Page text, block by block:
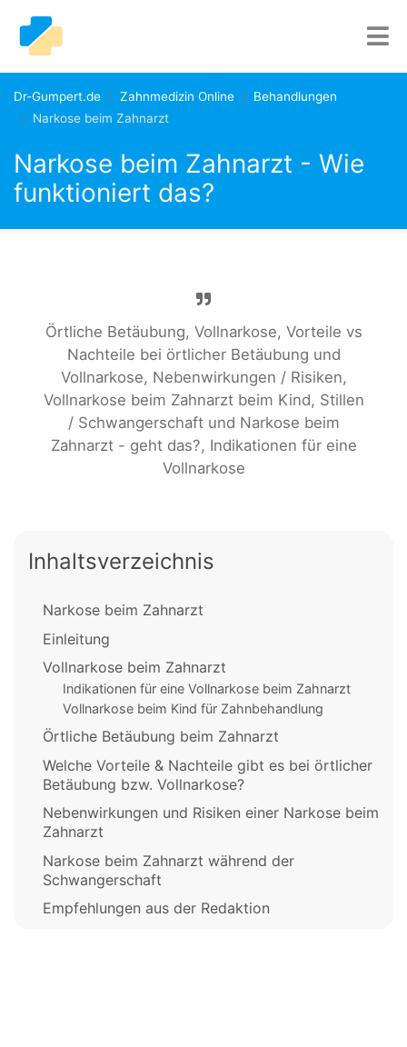
Dr-Gumpert.de Zahnmedizin Online
Behandlungen
Narkose beim Zahnarzt
Narkose beim Zahnarzt - Wie
funktioniert das?
Örtliche Betäubung, Vollnarkose, Vorteile vs
Nachteile bei örtlicher Betäubung und
Vollnarkose, Nebenwirkungen / Risiken,
Vollnarkose beim Zahnarzt beim Kind, Stillen
/ Schwangerschaft und Narkose beim
Zahnarzt - geht das?, Indikationen für eine
Vollnarkose
Inhaltsverzeichnis
Narkose beim Zahnarzt
Einleitung
Vollnarkose beim Zahnarzt
Indikationen für eine Vollnarkose beim Zahnarzt
Vollnarkose beim Kind für Zahnbehandlung
Örtliche Betäubung beim Zahnarzt
Welche Vorteile & Nachteile gibt es bei örtlicher
Betäubung bzw. Vollnarkose?
Nebenwirkungen und Risiken einer Narkose beim
Zahnarzt
Narkose beim Zahnarzt während der
Schwangerschaft
Empfehlungen aus der Redaktion